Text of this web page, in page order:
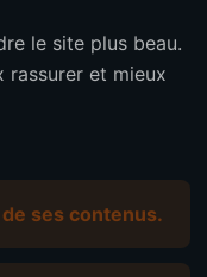
le site plus beau.
rassurer et mieux
ses contenus.